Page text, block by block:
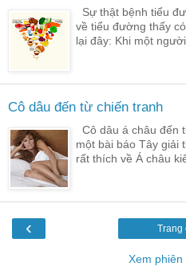
Sự thật bệnh tiểu
về tiểu đường thấy
lại đây: Khi một
Cô dâu đến từ chiến tranh
Cô dâu á châu đến
một bài báo Tây giải
rất thích về Á châu
‹ Trang
Xem phiên